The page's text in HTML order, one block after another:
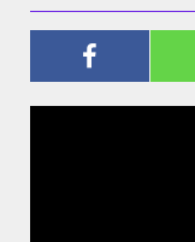
PEGIDA:
GRÜSSE